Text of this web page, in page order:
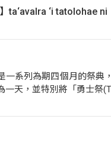
】ta‘avalra ‘i tatolohae
一系列為期四個月的祭典
一天，並特別將「勇士祭